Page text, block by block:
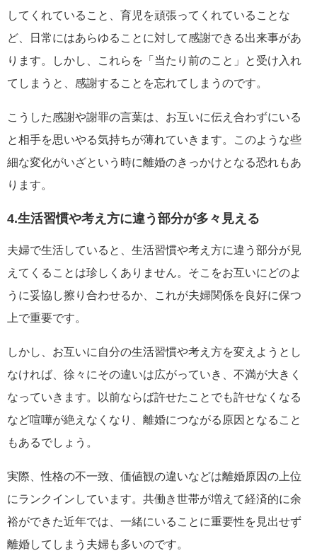
してくれていること、育児を頑張ってくれていることな
ど、日常にはあらゆることに対して感謝できる出来事があ
ります。しかし、これらを「当たり前のこと」と受け入れ
てしまうと、感謝することを忘れてしまうのです。
こうした感謝や謝罪の言葉は、お互いに伝え合わずにいる
と相手を思いやる気持ちが薄れていきます。このような些
細な変化がいざという時に離婚のきっかけとなる恐れもあ
ります。
4.生活習慣や考え方に違う部分が多々見える
夫婦で生活していると、生活習慣や考え方に違う部分が見
えてくることは珍しくありません。そこをお互いにどのよ
うに妥協し擦り合わせるか、これが夫婦関係を良好に保つ
上で重要です。
しかし、お互いに自分の生活習慣や考え方を変えようとし
なければ、徐々にその違いは広がっていき、不満が大きく
なっていきます。以前ならば許せたことでも許せなくなる
など喧嘩が絶えなくなり、離婚につながる原因となること
もあるでしょう。
実際、性格の不一致、価値観の違いなどは離婚原因の上位
にランクインしています。共働き世帯が増えて経済的に余
裕ができた近年では、一緒にいることに重要性を見出せず
離婚してしまう夫婦も多いのです。